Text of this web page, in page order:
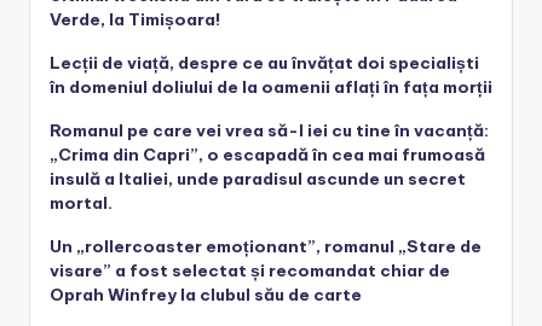
Verde, la Timișoara!
Lecții de viață, despre ce au învățat doi specialiști
în domeniul doliului de la oamenii aflați în fața morții
Romanul pe care vei vrea să-l iei cu tine în vacanță:
„Crima din Capri”, o escapadă în cea mai frumoasă
insulă a Italiei, unde paradisul ascunde un secret
mortal.
Un „rollercoaster emoționant”, romanul „Stare de
visare” a fost selectat și recomandat chiar de
Oprah Winfrey la clubul său de carte